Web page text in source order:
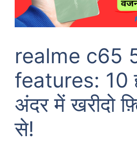
realme c65
features: 10
अंदर में खरीदो
से!